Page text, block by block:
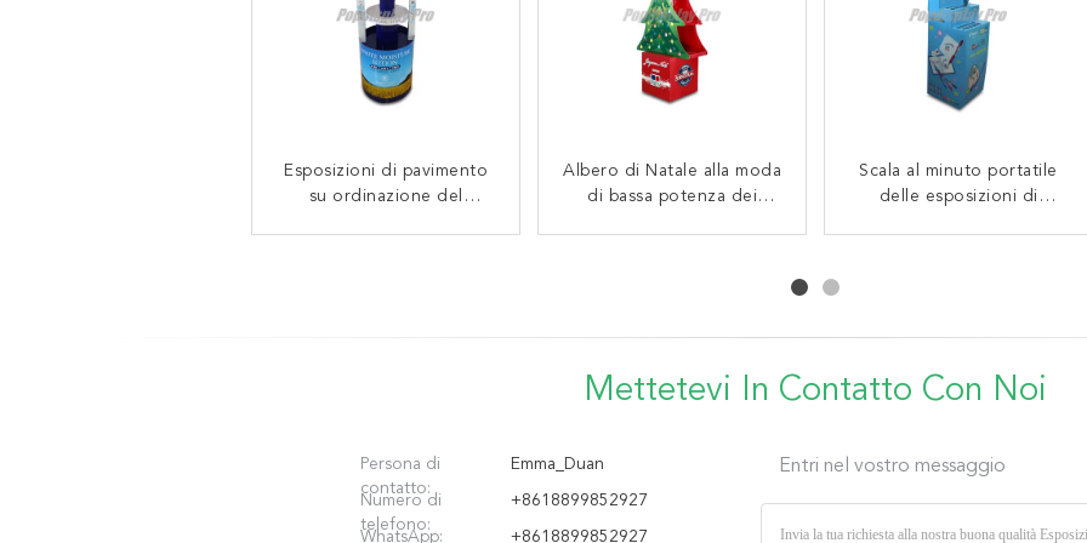
Esposizioni di pavimento
su ordinazione del
Albero di Natale alla moda
di bassa potenza dei
Scala al minuto portatile
delle esposizioni di
Carta stampata colore
pieno delle esposizioni di
Visualizzatori diritti del
pavimento rigido del
Esposizioni di pavimento
del cartone di isolato
Mettetevi In ​​contatto Con Noi
Persona di
contatto:
Emma_Duan
Numero di
telefono:
+8618899852927
WhatsApp: +8618899852927
Entri nel vostro messaggio